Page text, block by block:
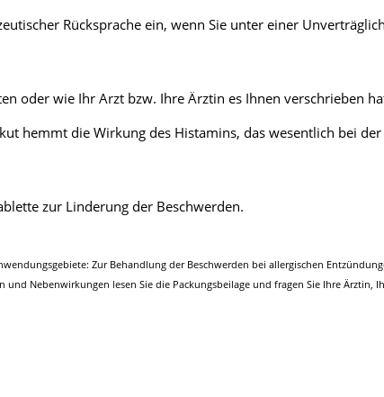
Rücksprache ein, wenn Sie unter einer
oder wie Ihr Arzt bzw. Ihre Ärztin es Ihnen verschrieben
hemmt die Wirkung des Histamins, das wesentlich bei
zur Linderung der Beschwerden.
Zur Behandlung der Beschwerden bei allergischen
Nebenwirkungen lesen Sie die Packungsbeilage und fragen Sie Ihre Ärztin,